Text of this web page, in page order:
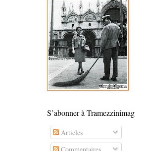
S’abonner à Tramezzinimag
Articles